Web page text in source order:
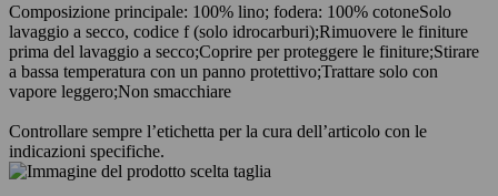
Composizione principale: 100% lino; fodera: 100% cotoneSolo
lavaggio a secco, codice f (solo idrocarburi);Rimuovere le finiture
prima del lavaggio a secco;Coprire per proteggere le finiture;Stirare
a bassa temperatura con un panno protettivo;Trattare solo con
vapore leggero;Non smacchiare
Controllare sempre l’etichetta per la cura dell’articolo con le
indicazioni specifiche.